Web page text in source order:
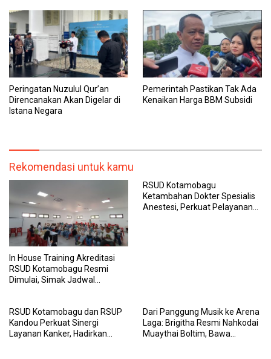
Peringatan Nuzulul Qur’an
Direncanakan Akan Digelar di
Istana Negara
Pemerintah Pastikan Tak Ada
Kenaikan Harga BBM Subsidi
Rekomendasi untuk kamu
In House Training Akreditasi
RSUD Kotamobagu Resmi
Dimulai, Simak Jadwal
RSUD Kotamobagu
Ketambahan Dokter Spesialis
Anestesi, Perkuat Pelayanan
RSUD Kotamobagu dan RSUP
Kandou Perkuat Sinergi
Layanan Kanker, Hadirkan
Dari Panggung Musik ke Arena
Laga: Brigitha Resmi Nahkodai
Muaythai Boltim, Bawa